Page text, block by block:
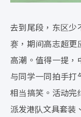
去到尾段，东区少
赛，期间高志超更
高潮。值得一提，
与同学一同拍手打
相当搞笑。活动完
派发港队文具套装